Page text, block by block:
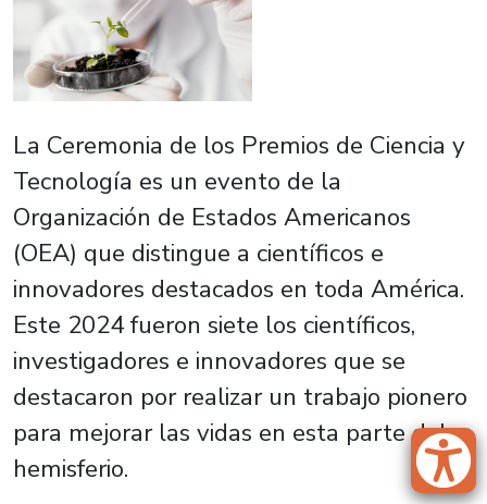
La Ceremonia de los Premios de Ciencia y
Tecnología es un evento de la
Organización de Estados Americanos
(OEA) que distingue a científicos e
innovadores destacados en toda América.
Este 2024 fueron siete los científicos,
investigadores e innovadores que se
destacaron por realizar un trabajo pionero
para mejorar las vidas en esta parte del
hemisferio.